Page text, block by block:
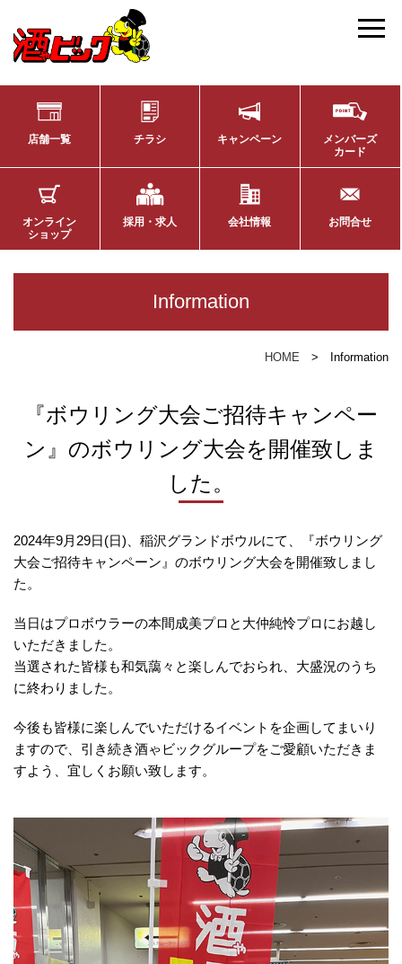
店舗一覧 チラシ キャンペーン
メンバーズ
カード
オンライン
ショップ
採用・求人 会社情報 お問合せ
Information
HOME Information
『ボウリング大会ご招待キャンペー
ン』のボウリング大会を開催致しま
した。
2024年9月29日(日)、稲沢グランドボウルにて、『ボウリング
大会ご招待キャンペーン』のボウリング大会を開催致しまし
た。
当日はプロボウラーの本間成美プロと大仲純怜プロにお越し
いただきました。
当選された皆様も和気藹々と楽しんでおられ、大盛況のうち
に終わりました。
今後も皆様に楽しんでいただけるイベントを企画してまいり
ますので、 引き続き酒ゃビックグループをご愛顧いただきま
すよう、宜しくお願い致します。